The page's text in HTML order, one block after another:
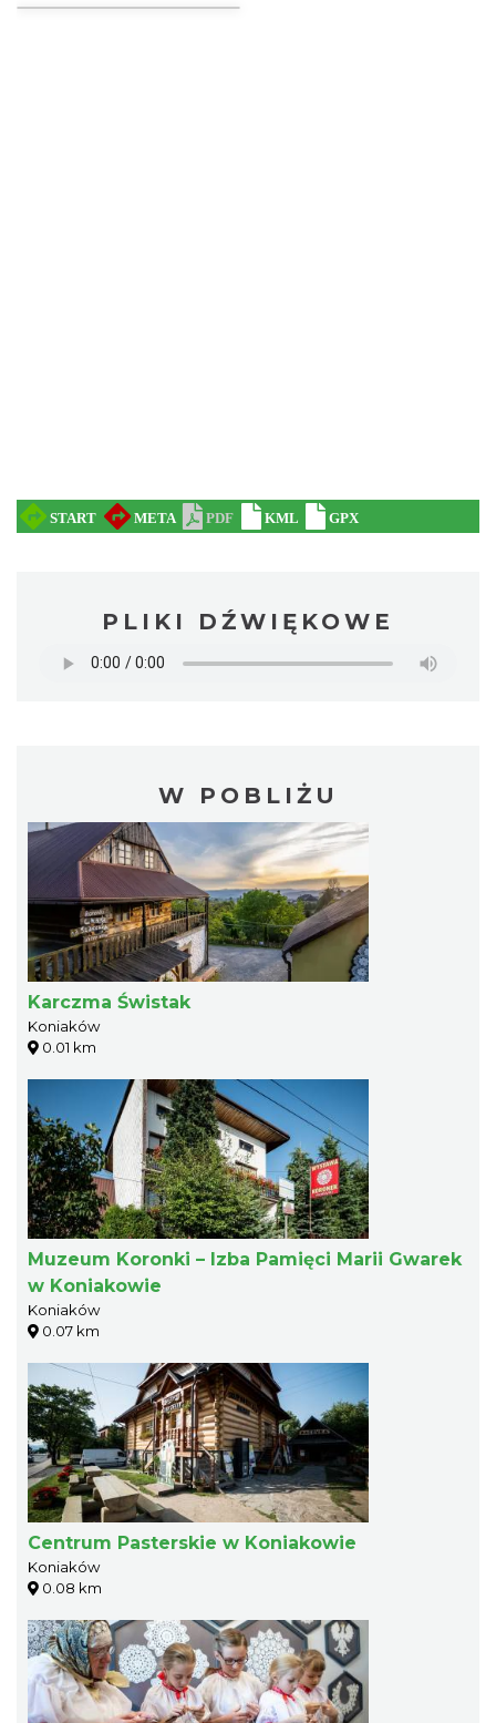
PLIKI DŹWIĘKOWE
W POBLIŻU
Karczma Świstak
Koniaków
0.01 km
Muzeum Koronki – Izba Pamięci Marii Gwarek
w Koniakowie
Koniaków
0.07 km
Centrum Pasterskie w Koniakowie
Koniaków
0.08 km